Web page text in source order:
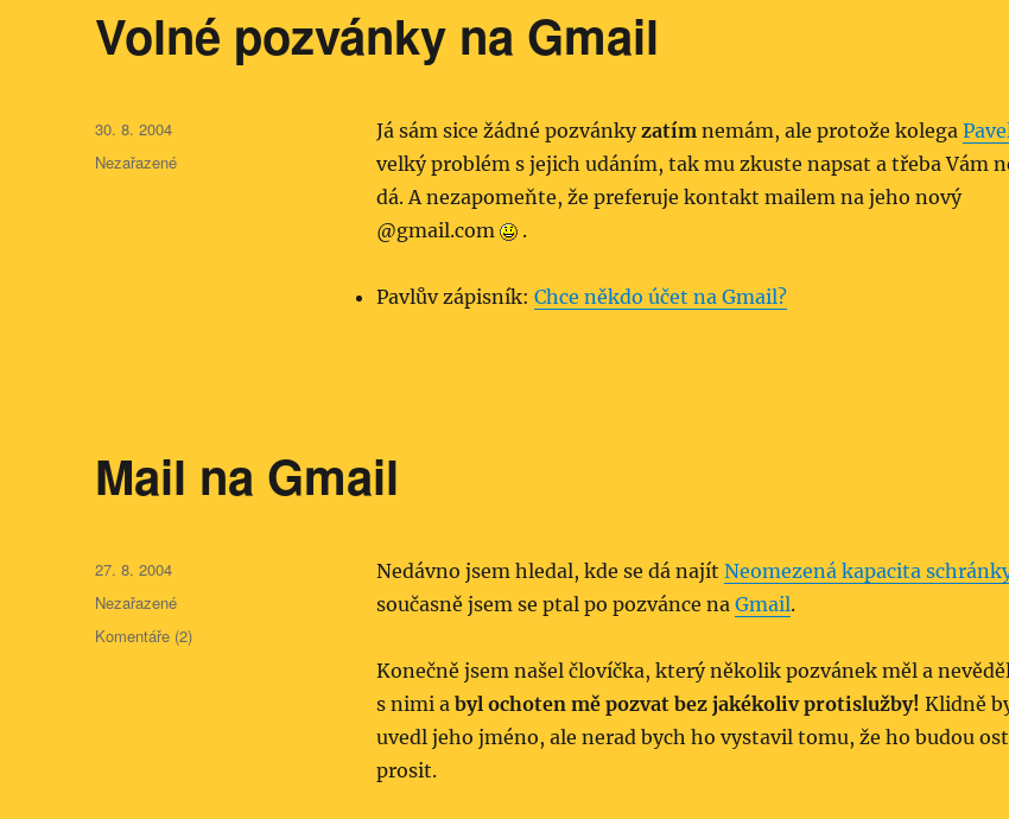
Volné pozvánky na Gmail
Já sám sice žádné pozvánkyzatímnemám, ale protože kolega
velký problém s jejich udáním, tak mu zkuste napsat a třeba Vám
dá. A nezapomeňte, že preferuje kontakt mailem na jeho nový
@gmail.com
.
Pavlův zápisník: Chce někdo účet na Gmail?
Publikováno:
30. 8. 2004
Rubriky:
Nezařazené
Mail na Gmail
Nedávno jsem hledal, kde se dá najít Neomezená kapacita
současně jsem se ptal po pozvánce na Gmail.
Konečně jsem našel človíčka, který několik pozvánek měl a
s nimi a byl ochoten mě pozvat bez jakékoliv protislužby! Klidně
uvedl jeho jméno, ale nerad bych ho vystavil tomu, že ho budou
prosit.
Publikováno:
27. 8. 2004
Rubriky:
Nezařazené
Komentáře (2)